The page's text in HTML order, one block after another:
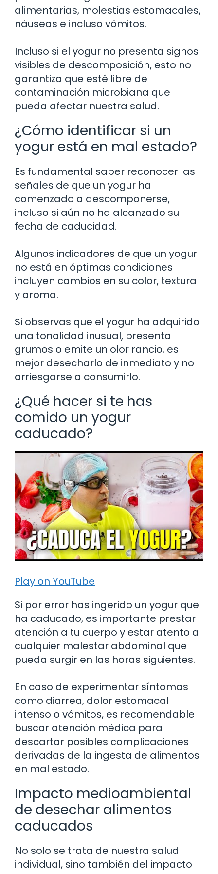
alimentarias, molestias estomacales,
náuseas e incluso vómitos.
Incluso si el yogur no presenta signos
visibles de descomposición, esto no
garantiza que esté libre de
contaminación microbiana que
pueda afectar nuestra salud.
¿Cómo identificar si un
yogur está en mal estado?
Es fundamental saber reconocer las
señales de que un yogur ha
comenzado a descomponerse,
incluso si aún no ha alcanzado su
fecha de caducidad.
Algunos indicadores de que un yogur
no está en óptimas condiciones
incluyen cambios en su color, textura
y aroma.
Si observas que el yogur ha adquirido
una tonalidad inusual, presenta
grumos o emite un olor rancio, es
mejor desecharlo de inmediato y no
arriesgarse a consumirlo.
¿Qué hacer si te has
comido un yogur
caducado?
Play on YouTube
Si por error has ingerido un yogur que
ha caducado, es importante prestar
atención a tu cuerpo y estar atento a
cualquier malestar abdominal que
pueda surgir en las horas siguientes.
En caso de experimentar síntomas
como diarrea, dolor estomacal
intenso o vómitos, es recomendable
buscar atención médica para
descartar posibles complicaciones
derivadas de la ingesta de alimentos
en mal estado.
Impacto medioambiental
de desechar alimentos
caducados
No solo se trata de nuestra salud
individual, sino también del impacto